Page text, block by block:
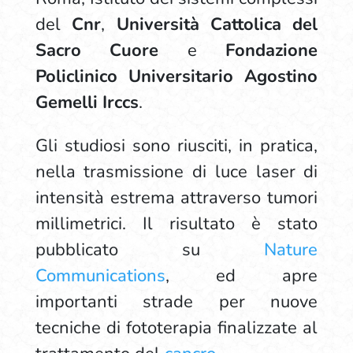
del Cnr, Università Cattolica del
Sacro Cuore e Fondazione
Policlinico Universitario Agostino
Gemelli Irccs.
Gli studiosi sono riusciti, in pratica,
nella trasmissione di luce laser di
intensità estrema attraverso tumori
millimetrici. Il risultato è stato
pubblicato su Nature
Communications, ed apre
importanti strade per nuove
tecniche di fototerapia finalizzate al